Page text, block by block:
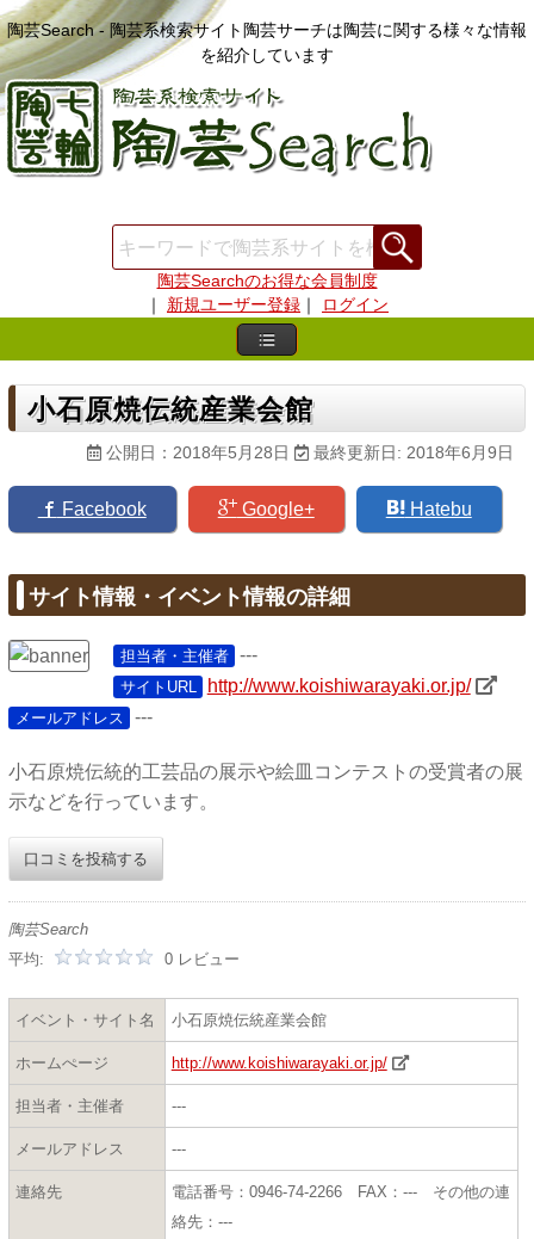
陶芸Search - 陶芸系検索サイト陶芸サーチは陶芸に関する様々な情報
を紹介しています
陶芸Searchのお得な会員制度
新規ユーザー登録 ログイン
小石原焼伝統産業会館
公開日：2018年5月28日 最終更新日: 2018年6月9日
Facebook Google+ Hatebu
サイト情報・イベント情報の詳細
担当者・主催者 ---
サイトURL http://www.koishiwarayaki.or.jp/
メールアドレス ---
小石原焼伝統的工芸品の展示や絵皿コンテストの受賞者の展
示などを行っています。
口コミを投稿する
陶芸Search
平均:
0 レビュー
イベント・サイト名 小石原焼伝統産業会館
ホームぺージ http://www.koishiwarayaki.or.jp/
担当者・主催者 ---
メールアドレス ---
連絡先
電話番号：0946-74-2266 FAX：--- その他の連
絡先：---